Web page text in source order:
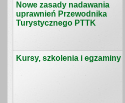
Nowe zasady nadawania
uprawnień Przewodnika
Turystycznego PTTK
Kursy, szkolenia i egzaminy